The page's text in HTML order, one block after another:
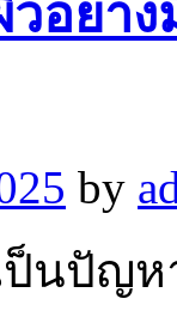
อย่า
by
ป็นปัญ